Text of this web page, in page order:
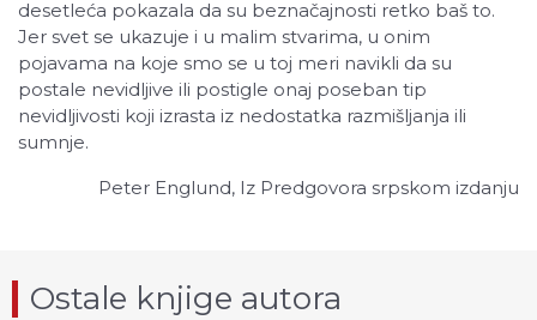
desetleća pokazala da su beznačajnosti retko baš to.
Jer svet se ukazuje i u malim stvarima, u onim
pojavama na koje smo se u toj meri navikli da su
postale nevidljive ili postigle onaj poseban tip
nevidljivosti koji izrasta iz nedostatka razmišljanja ili
sumnje.
Peter Englund, Iz Predgovora srpskom izdanju
Ostale knjige autora